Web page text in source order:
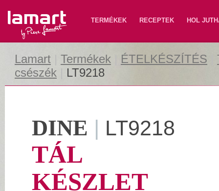
Lamart TERMÉKEK RECEPTEK HOL
Lamart Termékek ÉTELKÉSZÍTÉS
csészék
LT9218
DINE | LT9218
TÁL
KÉSZLET